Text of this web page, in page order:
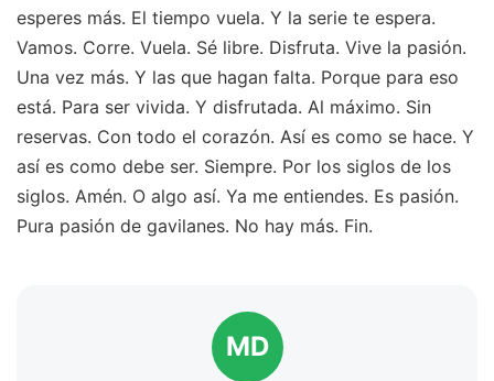
esperes más. El tiempo vuela. Y la serie te espera.
Vamos. Corre. Vuela. Sé libre. Disfruta. Vive la pasión.
Una vez más. Y las que hagan falta. Porque para eso
está. Para ser vivida. Y disfrutada. Al máximo. Sin
reservas. Con todo el corazón. Así es como se hace. Y
así es como debe ser. Siempre. Por los siglos de los
siglos. Amén. O algo así. Ya me entiendes. Es pasión.
Pura pasión de gavilanes. No hay más. Fin.
MD